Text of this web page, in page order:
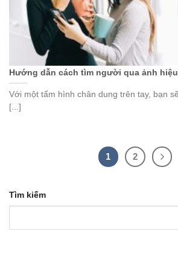
Hướng dẫn cách tìm người qua ảnh
Với một tấm hình chân dung trên tay, bạn
[...]
1 2
Tìm kiếm